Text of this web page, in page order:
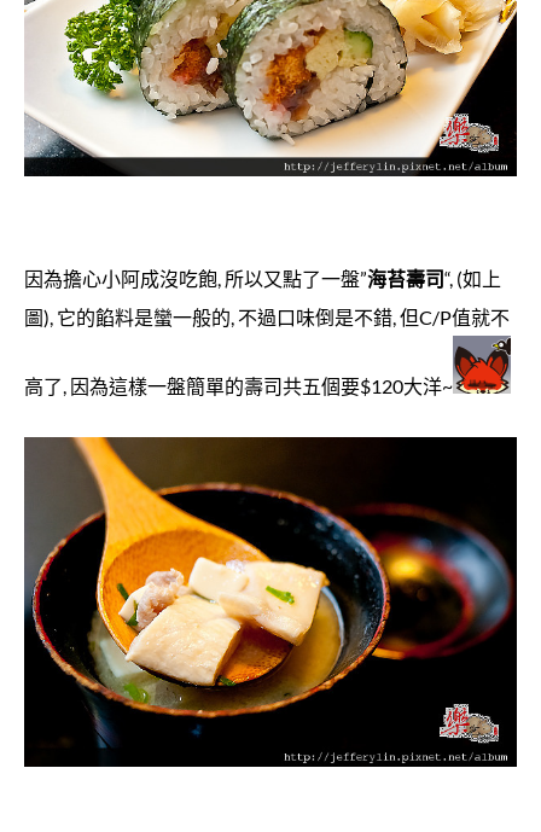
因為擔心小阿成沒吃飽, 所以又點了一盤”海苔壽司“, (如上
圖), 它的餡料是蠻一般的, 不過口味倒是不錯, 但C/P值就不
高了, 因為這樣一盤簡單的壽司共五個要$120大洋~